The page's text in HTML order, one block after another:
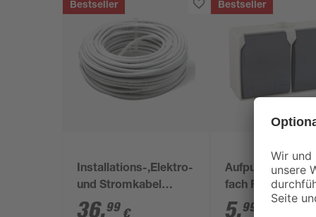
Bestseller
Installations-,Elektro-
und Stromkabel
NYM-J 3x1,5mm² 50
36,99 €
Bestseller
Aufputz
fach Feuchtraum
5,99